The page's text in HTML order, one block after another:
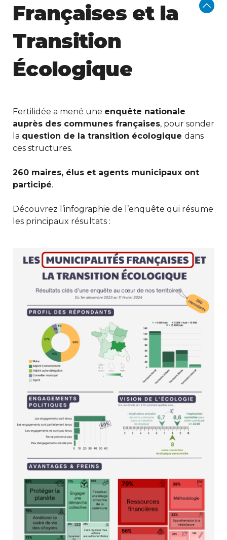
Françaises et la
Transition
Écologique
Fertilidée a mené une enquête nationale
auprès des communes françaises, pour sonder
la question de la transition écologique dans
ces structures.
260 maires, élus et agents municipaux ont
participé.
Découvrez l’infographie de l’enquête qui résume
les principaux résultats :